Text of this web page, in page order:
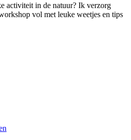
activiteit in de natuur? Ik verzorg
vol met leuke weetjes en tips